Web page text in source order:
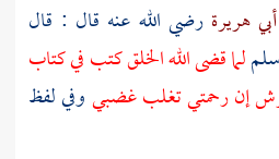
أبي هريرةرضي الله عنه قال : قال
لما قضى الله الخلق كتب في كتاب
إن رحمتي تغلب غضبيوفي لفظ